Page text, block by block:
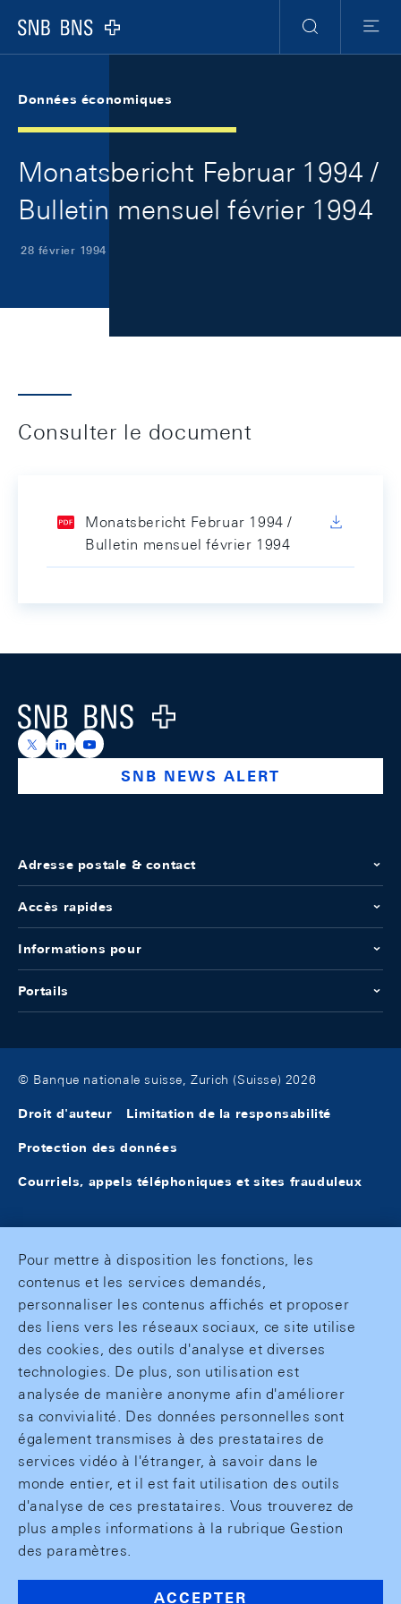
Logo
RechercheMenu
Données économiques
Monatsbericht Februar 1994 /
Bulletin mensuel février 1994
28 février 1994
Consulter le document
Monatsbericht Februar 1994 /
Bulletin mensuel février 1994
Logo
https://x.com/snb_bns
https://ch.linkedin.com/company/swiss-national-
https://www.youtube.com/@swissnationalbank
SNB NEWS ALERT
Adresse postale & contact
Accès rapides
Informations pour
Portails
© Banque nationale suisse, Zurich (Suisse) 2026
Droit d'auteur Limitation de la responsabilité
Protection des données
Courriels, appels téléphoniques et sites frauduleux
Pour mettre à disposition les fonctions, les
contenus et les services demandés,
personnaliser les contenus affichés et proposer
des liens vers les réseaux sociaux, ce site utilise
des cookies, des outils d'analyse et diverses
technologies. De plus, son utilisation est
analysée de manière anonyme afin d'améliorer
sa convivialité. Des données personnelles sont
également transmises à des prestataires de
services vidéo à l'étranger, à savoir dans le
monde entier, et il est fait utilisation des outils
d'analyse de ces prestataires. Vous trouverez de
plus amples informations à la rubrique Gestion
des paramètres.
ACCEPTER